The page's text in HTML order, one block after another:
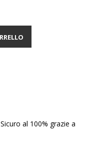
al 100% grazie a